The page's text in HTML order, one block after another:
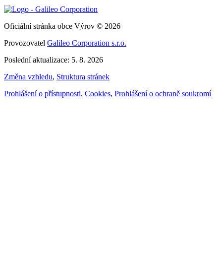
Oficiální stránka obce Výrov © 2026
Provozovatel Galileo Corporation s.r.o.
Poslední aktualizace: 5. 8. 2026
Změna vzhledu, Struktura stránek
Prohlášení o přístupnosti, Cookies, Prohlášení o ochraně soukromí